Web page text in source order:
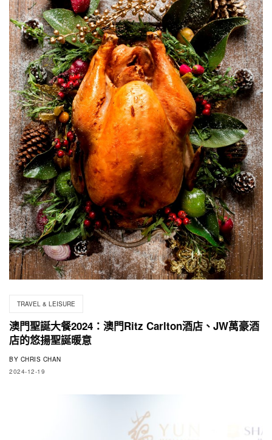
TRAVEL & LEISURE
澳門聖誕大餐2024：澳門Ritz Carlton酒店、JW萬豪酒
店的悠揚聖誕暖意
BY CHRIS CHAN
2024-12-19